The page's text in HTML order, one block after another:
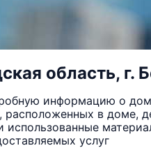
область, г.
информацию о
расположенных в доме,
использованные
услуг